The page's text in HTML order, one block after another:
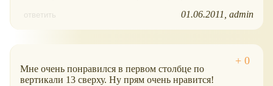
ответить 01.06.2011 admin
Мне очень понравился в первом столбце по
вертикали 13 сверху. Ну прям очень нравится!